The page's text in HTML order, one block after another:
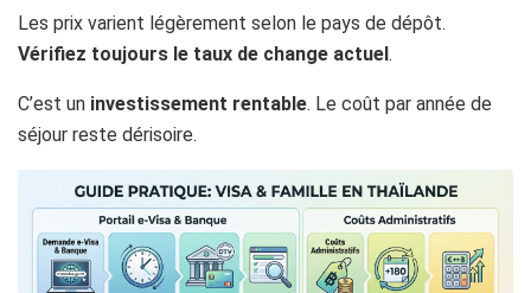
Les prix varient légèrement selon le pays de dépôt.
Vérifiez toujours le taux de change actuel.
C’est un investissement rentable. Le coût par année de
séjour reste dérisoire.